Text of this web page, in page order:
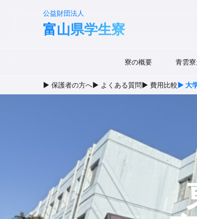
公益財団法人
富山県学生寮
寮の概要 青雲寮
▶ 保護者の方へ▶ よくある質問▶ 費用比較▶ 大